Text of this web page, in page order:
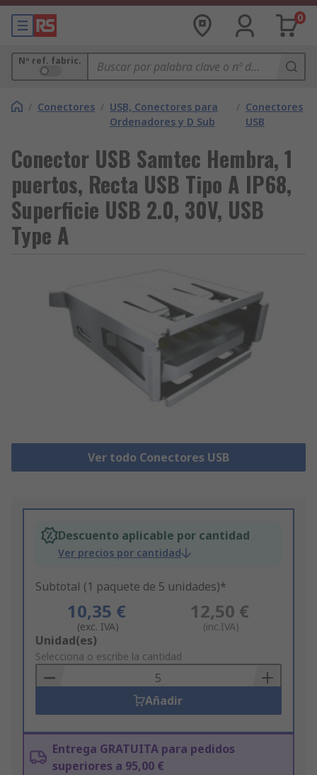
0
Nº ref. fabric.
/ Conectores / USB, Conectores para
Ordenadores y D Sub
/ Conectores
USB
Conector USB Samtec Hembra, 1
puertos, Recta USB Tipo A IP68,
Superficie USB 2.0, 30V, USB
Type A
Ver todo Conectores USB
Descuento aplicable por cantidad
Ver precios por cantidad
Subtotal (1 paquete de 5 unidades)*
10,35 €
(exc. IVA)
12,50 €
(inc.IVA)
Add
to
Basket
Unidad(es)
Selecciona o escribe la cantidad
Añadir
Entrega GRATUITA para pedidos
superiores a 95,00 €